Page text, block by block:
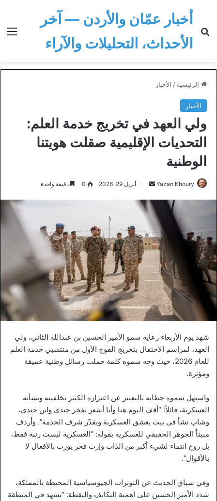
أخبار عمّان والأردن — آخر
الأحداث، التحليلات والآراء
الرئيسية / الأخبار
الأخبار
ولي العهد في تخريج خدمة العلم:
التحديات الإقليمية صقلت هويتنا
الوطنية
Yazan Khoury
أرسل
إلكترونيا
أبريل 29, 2026 0 دقيقة واحدة
شهد يوم الأربعاء رعاية سمو الأمير الحسين بن عبدالله الثاني، ولي
العهد، لمراسم الاحتفال بتخريج الفوج الأول من منتسبي خدمة العلم
للعام 2026، حيث وجه سموه كلمة حملت رسائل وطنية عميقة
ومؤثرة.
واستهل سموه خطابه بالتعبير عن اعتزازه الكبير بخلفيته ونشأته
العسكرية، قائلاً: “أقف اليوم هنا وأنا أشعر بفخر جندي وابن جندي،
وشاب نشأ في بيت يعشق العسكرية ويقدّر شرف الخدمة”. وأردف
مبيناً الجوهر الحقيقي للعسكرية بقوله: “العسكرية ليست رتبة فقط،
بل روح انتماء لشيء أكبر من الذات وإرث فخر يورث بالأفعال لا
بالأقوال”.
وفي سياق الحديث عن التوترات الجيوسياسية المحيطة بالمملكة،
شدد الأمير الحسين على أهمية التكاتف واليقظة: “نشهد في المنطقة